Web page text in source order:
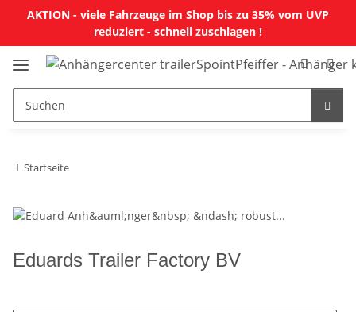
AKTION - viele Fahrzeuge im Shop bis zu 35% vom UVP
reduziert - schnell zuschlagen !
Startseite
Eduards Trailer Factory BV